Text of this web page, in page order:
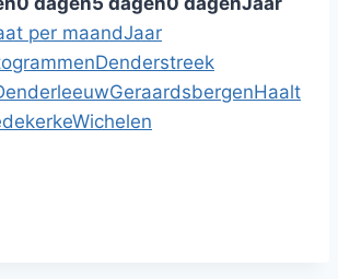
per maandJaar
Denderstreek
GeraardsbergenHaalt
Wichelen